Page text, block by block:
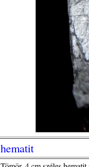
hematit